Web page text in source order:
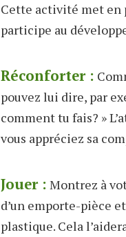
Cette activité met en
participe au
Réconforter :
pouvez lui dire, par
comment tu fais? »
vous appréciez sa
Jouer : Montrez à
d’un emporte-pièce
plastique. Cela